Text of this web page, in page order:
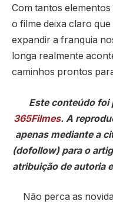
Com tantos
o filme deixa claro
expandir a franquia
longa realmente
caminhos prontos
Este conteúdo foi
365Filmes. A
apenas mediante a
(dofollow) para o
atribuição de autoria
Não perca as